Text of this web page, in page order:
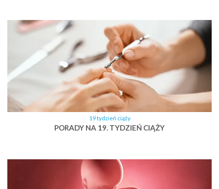
19 tydzień ciąży
PORADY NA 19. TYDZIEŃ CIĄŻY